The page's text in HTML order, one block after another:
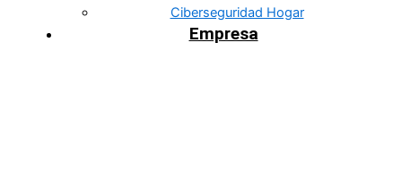
Ciberseguridad Hogar
Empresa